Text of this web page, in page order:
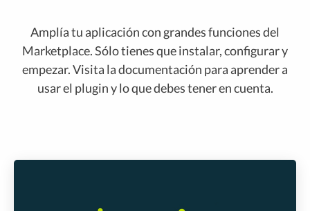
Amplía tu aplicación con grandes funciones del
Marketplace. Sólo tienes que instalar, configurar y
empezar. Visita la documentación para aprender a
usar el plugin y lo que debes tener en cuenta.